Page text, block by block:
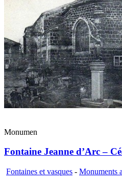
Monumen
Fontaine Jeanne d’Arc –
Fontaines et vasques - Monuments